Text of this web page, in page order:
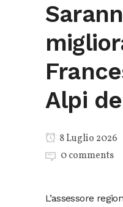
Alpi
8 Luglio 2026
0 comments
L’assessore